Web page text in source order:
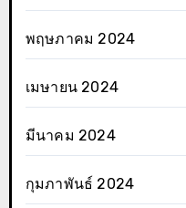
พฤษภาคม 2024
เมษายน 2024
มีนาคม 2024
กุมภาพันธ์ 2024